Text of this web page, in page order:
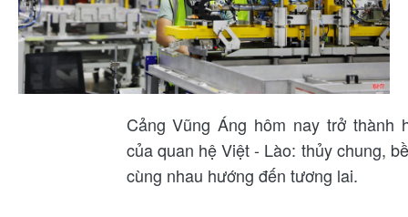
Cảng Vũng Áng hôm nay trở thành
của quan hệ Việt - Lào: thủy chung,
cùng nhau hướng đến tương lai.